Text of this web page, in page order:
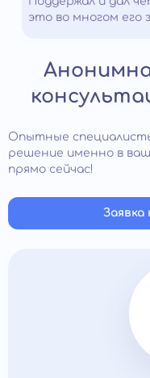
это во многом его
Опытные
решение именно в
прямо сейчас!
Заявка